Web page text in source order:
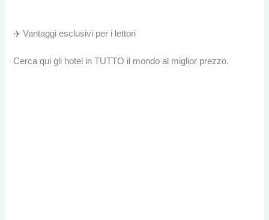
✈️ Vantaggi esclusivi per i lettori
Cerca qui gli hotel in TUTTO il mondo al miglior prezzo.